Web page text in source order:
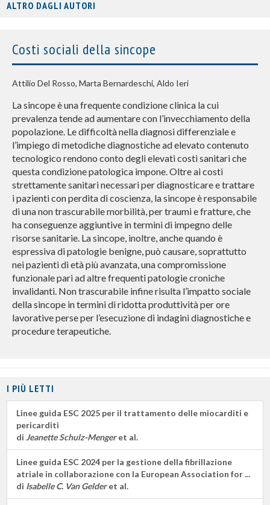
ALTRO DAGLI AUTORI
Costi sociali della sincope
Attilio Del Rosso, Marta Bernardeschi, Aldo Ieri
La sincope è una frequente condizione clinica la cui
prevalenza tende ad aumentare con l’invecchiamento della
popolazione. Le difficoltà nella diagnosi differenziale e
l’impiego di metodiche diagnostiche ad elevato contenuto
tecnologico rendono conto degli elevati costi sanitari che
questa condizione patologica impone. Oltre ai costi
strettamente sanitari necessari per diagnosticare e trattare
i pazienti con perdita di coscienza, la sincope è responsabile
di una non trascurabile morbilità, per traumi e fratture, che
ha conseguenze aggiuntive in termini di impegno delle
risorse sanitarie. La sincope, inoltre, anche quando è
espressiva di patologie benigne, può causare, soprattutto
nei pazienti di età più avanzata, una compromissione
funzionale pari ad altre frequenti patologie croniche
invalidanti. Non trascurabile infine risulta l’impatto sociale
della sincope in termini di ridotta produttività per ore
lavorative perse per l’esecuzione di indagini diagnostiche e
procedure terapeutiche.
I PIÙ LETTI
Linee guida ESC 2025 per il trattamento delle miocarditi e
pericarditi
di Jeanette Schulz-Mengeret al.
Linee guida ESC 2024 per la gestione della fibrillazione
atriale in collaborazione con la European Association for ...
di Isabelle C. Van Gelderet al.